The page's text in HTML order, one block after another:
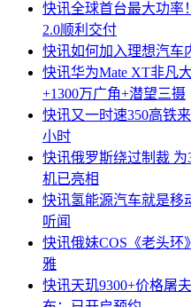
快讯全球首台最大功率
2.0顺利交付
快讯如何加入理想汽车
快讯华为Mate XT非凡
+1300万广角+潜望三摄
快讯又一时速350高铁
小时
快讯俄罗斯绕过制裁 为
机已亮相
快讯氢能源汽车就是移
听闻
快讯俄妹COS《老头环
雅
快讯天玑9300+价格屠